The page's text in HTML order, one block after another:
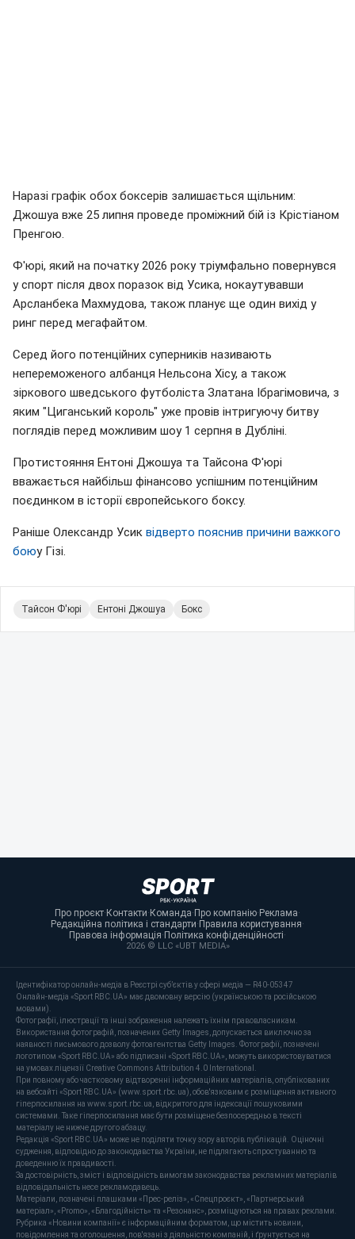
Наразі графік обох боксерів залишається щільним:
Джошуа вже 25 липня проведе проміжний бій із Крістіаном
Пренгою.
Ф'юрі, який на початку 2026 року тріумфально повернувся
у спорт після двох поразок від Усика, нокаутувавши
Арсланбека Махмудова, також планує ще один вихід у
ринг перед мегафайтом.
Серед його потенційних суперників називають
непереможеного албанця Нельсона Хісу, а також
зіркового шведського футболіста Златана Ібрагімовича, з
яким "Циганський король" уже провів інтригуючу битву
поглядів перед можливим шоу 1 серпня в Дубліні.
Протистояння Ентоні Джошуа та Тайсона Ф'юрі
вважається найбільш фінансово успішним потенційним
поєдинком в історії європейського боксу.
Раніше Олександр Усик відверто пояснив причини важкого
боюу Гізі.
Тайсон Ф'юрі Ентоні Джошуа Бокс
Про проєкт·Контакти·Команда·Про компанію·Реклама·
Редакційна політика і стандарти·Правила користування·
Правова інформація·Політика конфіденційності·
2026 © LLC «UBT MEDIA»
Ідентифікатор онлайн-медіа в Реєстрі суб’єктів у сфері медіа — R40-05347
Онлайн-медіа «Sport RBC.UA» має двомовну версію (українською та російською
мовами).
Фотографії, ілюстрації та інші зображення належать їхнім правовласникам.
Використання фотографій, позначених Getty Images, допускається виключно за
наявності письмового дозволу фотоагентства Getty Images. Фотографії, позначені
логотипом «Sport RBC.UA» або підписані «Sport RBC.UA», можуть використовуватися
на умовах ліцензії Creative Commons Attribution 4.0 International.
При повному або частковому відтворенні інформаційних матеріалів, опублікованих
на вебсайті «Sport RBC.UA» (www.sport.rbc.ua), обов'язковим є розміщення активного
гіперпосилання на www.sport.rbc.ua, відкритого для індексації пошуковими
системами. Таке гіперпосилання має бути розміщене безпосередньо в тексті
матеріалу не нижче другого абзацу.
Редакція «Sport RBC.UA» може не поділяти точку зору авторів публікацій. Оціночні
судження, відповідно до законодавства України, не підлягають спростуванню та
доведенню їх правдивості.
За достовірність, зміст і відповідність вимогам законодавства рекламних матеріалів
відповідальність несе рекламодавець.
Матеріали, позначені плашками «Прес-реліз», «Спецпроєкт», «Партнерський
матеріал», «Promo», «Благодійність» та «Резонанс», розміщуються на правах реклами.
Рубрика «Новини компанії» є інформаційним форматом, що містить новини,
повідомлення та оголошення, пов'язані з діяльністю компаній, і ґрунтується на